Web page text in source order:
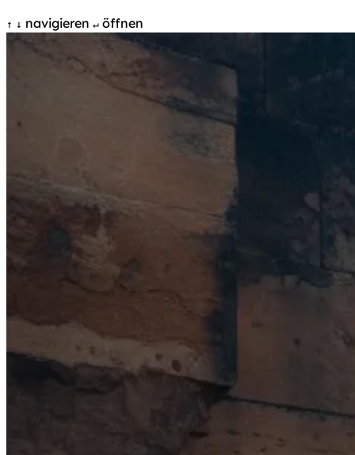
↑ ↓ navigieren ↵ öffnen